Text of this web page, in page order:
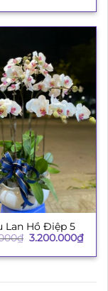
Lan Hồ Điệp 5
₫ Giá
là:
3.200.000₫Giá
hiện
tại